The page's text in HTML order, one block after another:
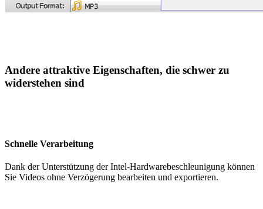
Andere attraktive Eigenschaften, die schwer zu
widerstehen sind
Schnelle Verarbeitung
Dank der Unterstützung der Intel-Hardwarebeschleunigung können
Sie Videos ohne Verzögerung bearbeiten und exportieren.